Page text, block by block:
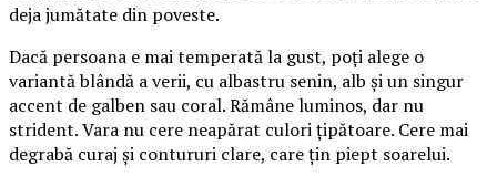
deja jumătate din poveste.
Dacă persoana e mai temperată la gust, poți alege o
variantă blândă a verii, cu albastru senin, alb și un singur
accent de galben sau coral. Rămâne luminos, dar nu
strident. Vara nu cere neapărat culori țipătoare. Cere mai
degrabă curaj și contururi clare, care țin piept soarelui.